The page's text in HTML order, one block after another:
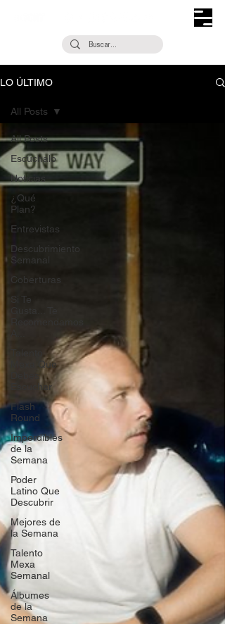
LO ÚLTIMO
All Posts
Escúchalo
Noticias
¿Qué
Plan?
Entrevistas
Descubrimiento
Semanal
Coberturas
Si Te
Mexa Que
Escuchar
Flash
Round
Imperdibles
de la
Semana
Poder
Latino Que
Descubrir
Mejores de
la Semana
Talento
Mexa
Semanal
Álbumes
de la
Semana
All Posts